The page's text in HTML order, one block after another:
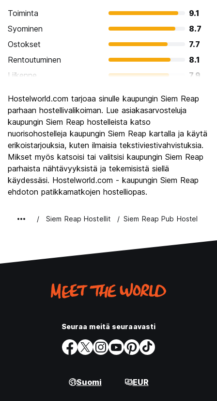
Toiminta
9.1
Syominen
8.7
Ostokset
7.7
Rentoutuminen
8.1
Liikenne
7.9
Kulttuuri
Yöelämä
Rahanarvoinen
8.4
Hostelworld.com tarjoaa sinulle kaupungin Siem Reap
parhaan hostellivalikoiman. Lue asiakasarvosteluja
kaupungin Siem Reap hostelleista katso
nuorisohostelleja kaupungin Siem Reap kartalla ja käytä
erikoistarjouksia, kuten ilmaisia tekstiviestivahvistuksia.
Mikset myös katsoisi tai valitsisi kaupungin Siem Reap
parhaista nähtävyyksistä ja tekemisistä siellä
käydessäsi. Hostelworld.com - kaupungin Siem Reap
ehdoton patikkamatkojen hostelliopas.
Siem Reap Hostellit Siem Reap Pub Hostel
Seuraa meitä seuraavasti
Suomi EUR